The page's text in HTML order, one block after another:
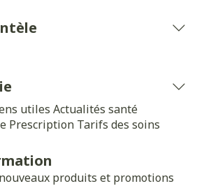
utiles Actualités santé
Prescription Tarifs des soins
produits et promotions